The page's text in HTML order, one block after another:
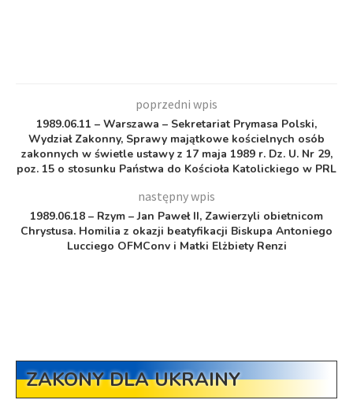
poprzedni wpis
1989.06.11 – Warszawa – Sekretariat Prymasa Polski,
Wydział Zakonny, Sprawy majątkowe kościelnych osób
zakonnych w świetle ustawy z 17 maja 1989 r. Dz. U. Nr 29,
poz. 15 o stosunku Państwa do Kościoła Katolickiego w PRL
następny wpis
1989.06.18 – Rzym – Jan Paweł II, Zawierzyli obietnicom
Chrystusa. Homilia z okazji beatyfikacji Biskupa Antoniego
Lucciego OFMConv i Matki Elżbiety Renzi
ZAKONY DLA UKRAINY